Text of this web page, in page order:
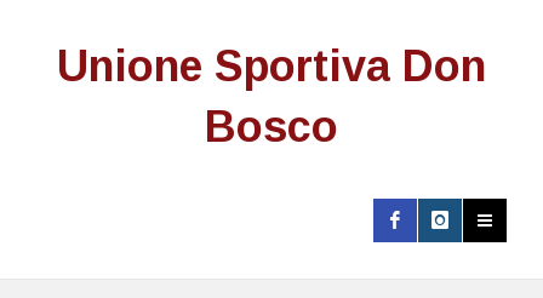
Unione Sportiva Don
Bosco